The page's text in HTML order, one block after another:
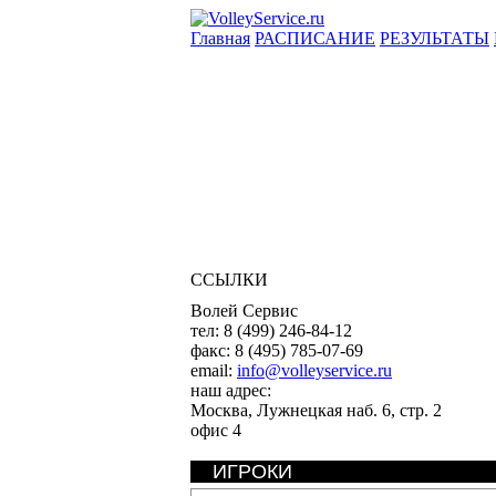
Главная РАСПИСАНИЕ РЕЗУЛЬТАТЫ
ССЫЛКИ
Волей Сервис
тел: 8 (499) 246-84-12
факс: 8 (495) 785-07-69
email: info@volleyservice.ru
наш адрес:
Москва, Лужнецкая наб. 6, стр. 2
офис 4
ИГРОКИ